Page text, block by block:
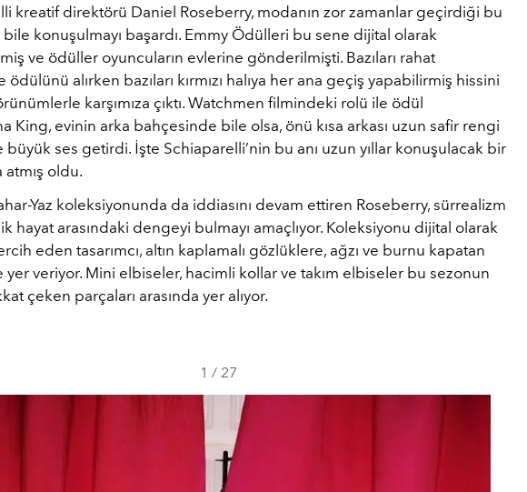
kreatif direktörü Daniel Roseberry, modanın zor zamanlar geçirdiği bu
konuşulmayı başardı. Emmy Ödülleri bu sene dijital olarak
ve ödüller oyuncuların evlerine gönderilmişti. Bazıları rahat
ödülünü alırken bazıları kırmızı halıya her ana geçiş yapabilirmiş hissini
karşımıza çıktı. Watchmen filmindeki rolü ile ödül
King, evinin arka bahçesinde bile olsa, önü kısa arkası uzun safir rengi
büyük ses getirdi. İşte Schiaparelli’nin bu anı uzun yıllar konuşulacak bir
atmış oldu.
Yaz koleksiyonunda da iddiasını devam ettiren Roseberry, sürrealizm
hayat arasındaki dengeyi bulmayı amaçlıyor. Koleksiyonu dijital olarak
eden tasarımcı, altın kaplamalı gözlüklere, ağzı ve burnu kapatan
yer veriyor. Mini elbiseler, hacimli kollar ve takım elbiseler bu sezonun
çeken parçaları arasında yer alıyor.
1 / 27